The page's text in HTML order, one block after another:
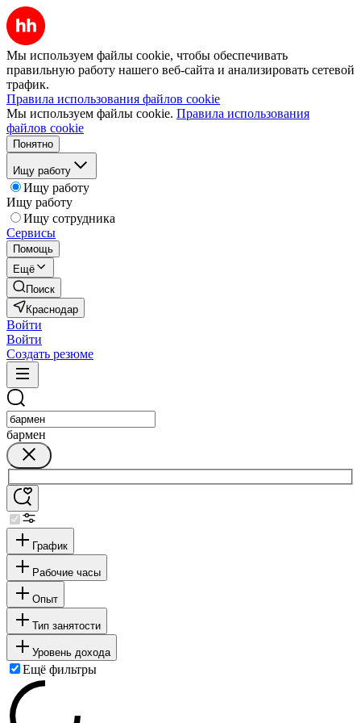
Мы используем файлы cookie, чтобы обеспечивать
правильную работу нашего веб-сайта и анализировать сетевой
трафик.
Правила использования файлов cookie
Мы используем файлы cookie. Правила использования
файлов cookie
Понятно
Ищу работу
Ищу работу
Ищу работу
Ищу сотрудника
Сервисы
Помощь
Ещё
Поиск
Краснодар
Войти
Войти
Создать резюме
бармен
График
Рабочие часы
Опыт
Тип занятости
Уровень дохода
Ещё фильтры